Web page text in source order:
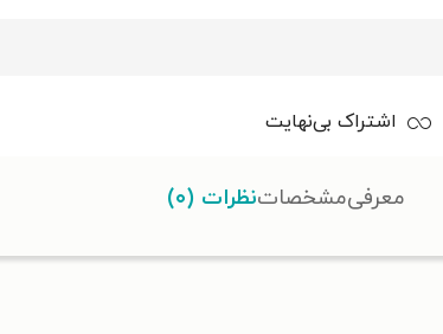
اشتراک بی‌نهایت
معرفیمشخصاتنظرات (۰)